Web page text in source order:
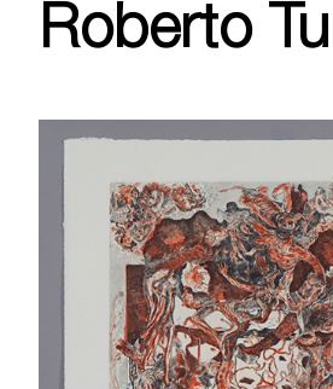
Roberto